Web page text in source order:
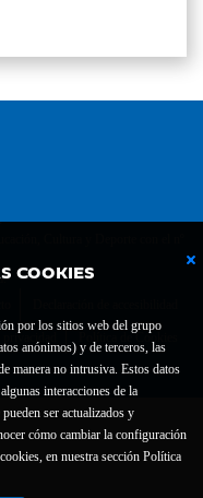
COOKIES
por los sitios web del grupo
anónimos) y de terceros, las
manera no intrusiva. Estos datos
interacciones de la
ser actualizados y
cómo cambiar la configuración
en nuestra sección Política
privacidad Política de Cookies